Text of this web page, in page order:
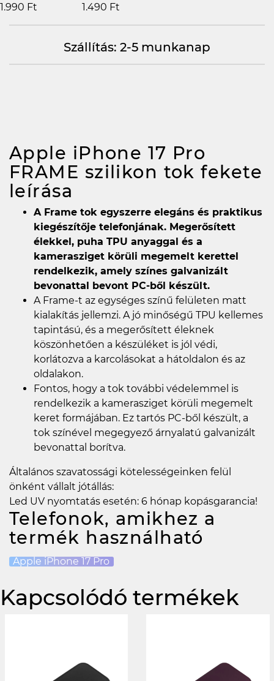
1.990 Ft 1.490 Ft
Szállítás: 2-5 munkanap
Apple iPhone 17 Pro
FRAME szilikon tok fekete
leírása
A Frame tok egyszerre elegáns és praktikus
kiegészítője telefonjának. Megerősített
élekkel, puha TPU anyaggal és a
kamerasziget körüli megemelt kerettel
rendelkezik, amely színes galvanizált
bevonattal bevont PC-ből készült.
A Frame-t az egységes színű felületen matt
kialakítás jellemzi. A jó minőségű TPU kellemes
tapintású, és a megerősített éleknek
köszönhetően a készüléket is jól védi,
korlátozva a karcolásokat a hátoldalon és az
oldalakon.
Fontos, hogy a tok további védelemmel is
rendelkezik a kamerasziget körüli megemelt
keret formájában. Ez tartós PC-ből készült, a
tok színével megegyező árnyalatú galvanizált
bevonattal borítva.
Általános szavatossági kötelességeinken felül
önként vállalt jótállás:
Led UV nyomtatás esetén: 6 hónap kopásgarancia!
Telefonok, amikhez a
termék használható
Apple iPhone 17 Pro
Kapcsolódó termékek